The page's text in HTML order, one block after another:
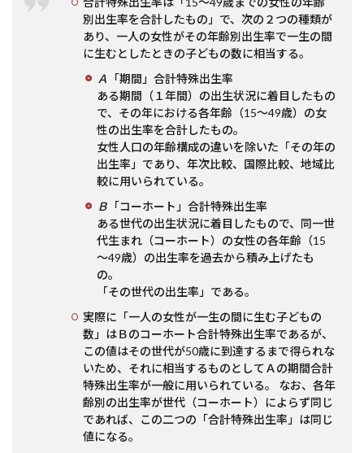
別出生率を合計したもの」で、次の２つの種類が
あり、一人の女性がその年齢別出生率で一生の間
に生むとしたときの子どもの数に相当する。
Ａ
「期間」合計特殊出生率
ある期間（１年間）の出生状況に着目したもの
で、その年における各年齢（15～49歳）の女
性の出生率を合計したもの。
女性人口の年齢構成の違いを除いた「その年の
出生率」であり、年次比較、国際比較、地域比
較に用いられている。
Ｂ 「コーホート」合計特殊出生率
ある世代の出生状況に着目したもので、同一世
代生まれ（コーホート）の女性の各年齢（15
～49歳）の出生率を過去から積み上げたも
の。
「その世代の出生率」である。
実際に「一人の女性が一生の間に生む子どもの
数」はＢのコーホート合計特殊出生率であるが、
この値はその世代が50歳に到達するまで得られな
いため、それに相当するものとしてＡの期間合計
特殊出生率が一般に用いられている。 なお、各年
齢別の出生率が世代（コーホート）によらず同じ
であれば、この二つの「合計特殊出生率」は同じ
値になる。